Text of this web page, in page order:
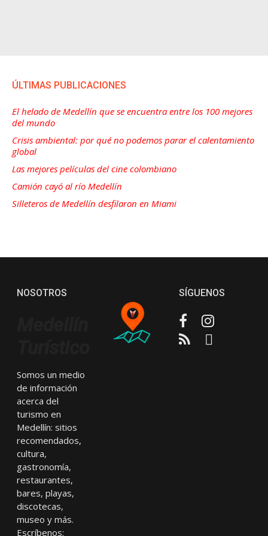
ÚLTIMAS PUBLICACIONES
El helado de Medellín que se encuentra entre los 100 mejores
del mundo
Crisis ambiental: por qué no podemos parar el calentamiento
global
Las mejores películas del cine colombiano
Camión cayó al río Medellín
Silleteros de Medellín desfilaron en Miami
NOSOTROS
Somos un medio
de información
acerca del
turismo en
Medellín: sitios
recomendados,
cultura,
gastronomía,
restaurantes,
bares, playas,
discotecas,
museo y más.
Escríbenos:
SÍGUENOS
FacebookInstagram